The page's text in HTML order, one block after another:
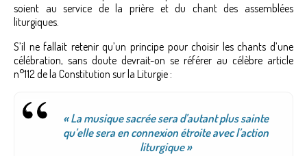
soient au service de la prière et du chant des assemblées
liturgiques.
S’il ne fallait retenir qu’un principe pour choisir les chants d’une
célébration, sans doute devrait-on se référer au célèbre article
n°112 de la Constitution sur la Liturgie :
« La musique sacrée sera d’autant plus sainte
qu’elle sera en connexion étroite avec l’action
liturgique »